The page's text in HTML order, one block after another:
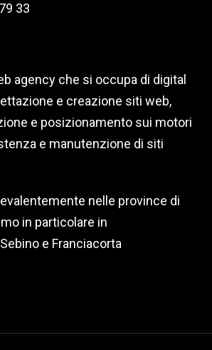
33
agency che si occupa di digital
e creazione siti web,
e posizionamento sui motori
e manutenzione di siti
nelle province di
in particolare in
e Franciacorta